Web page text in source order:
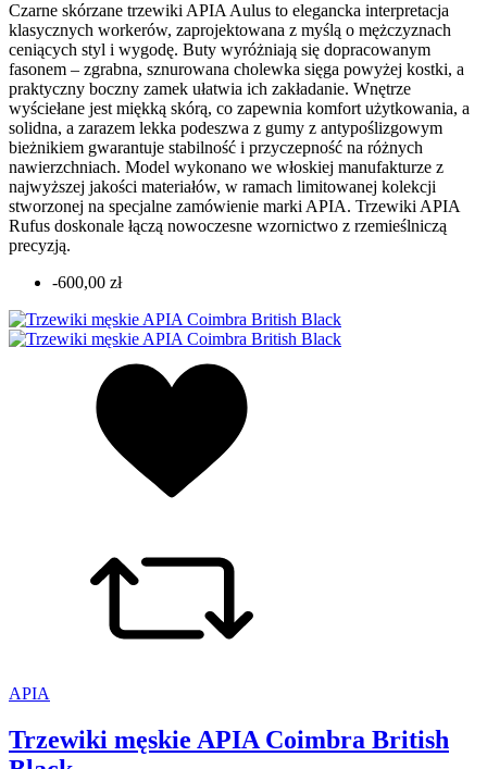
Czarne skórzane trzewiki APIA Aulus to elegancka interpretacja
klasycznych workerów, zaprojektowana z myślą o mężczyznach
ceniących styl i wygodę. Buty wyróżniają się dopracowanym
fasonem – zgrabna, sznurowana cholewka sięga powyżej kostki, a
praktyczny boczny zamek ułatwia ich zakładanie. Wnętrze
wyściełane jest miękką skórą, co zapewnia komfort użytkowania, a
solidna, a zarazem lekka podeszwa z gumy z antypoślizgowym
bieżnikiem gwarantuje stabilność i przyczepność na różnych
nawierzchniach. Model wykonano we włoskiej manufakturze z
najwyższej jakości materiałów, w ramach limitowanej kolekcji
stworzonej na specjalne zamówienie marki APIA. Trzewiki APIA
Rufus doskonale łączą nowoczesne wzornictwo z rzemieślniczą
precyzją.
-600,00 zł
APIA
Trzewiki męskie APIA Coimbra British